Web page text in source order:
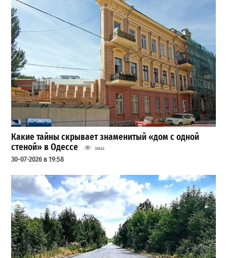
Какие тайны скрывает знаменитый «дом с одной
стеной» в Одессе
34143
30-07-2026 в 19:58